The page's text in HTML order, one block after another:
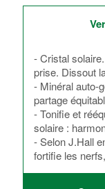
- Cristal
prise. Dissout
- Minéral auto-
partage
- Tonifie et
solaire :
- Selon J.Hall
fortifie les